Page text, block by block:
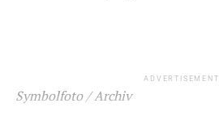
ADVERTISEMENT
Symbolfoto / Archiv